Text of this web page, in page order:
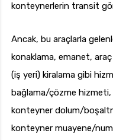
konteynerlerin transit
Ancak, bu araçlarla
konaklama, emanet,
(iş yeri) kiralama gibi
bağlama/çözme
konteyner dolum/
konteyner muayene/